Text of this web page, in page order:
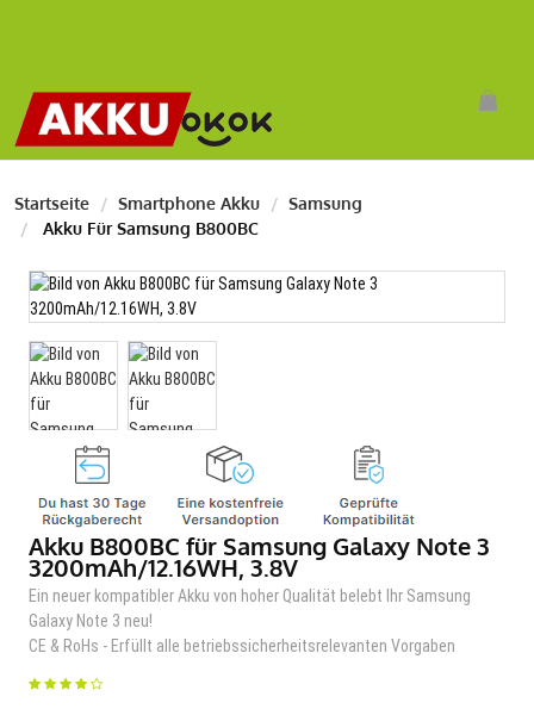
Startseite Smartphone Akku
Samsung
Akku Für Samsung B800BC
Akku B800BC für Samsung Galaxy Note 3
3200mAh/12.16WH, 3.8V
Ein neuer kompatibler Akku von hoher Qualität belebt Ihr Samsung
Galaxy Note 3 neu!
CE & RoHs - Erfüllt alle betriebssicherheitsrelevanten Vorgaben